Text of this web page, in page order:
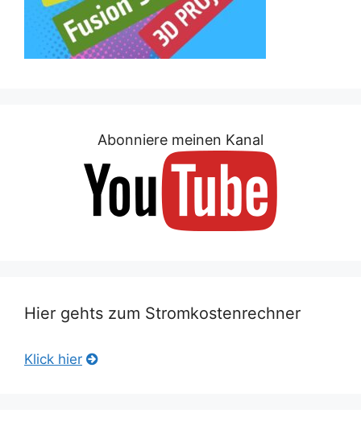
Abonniere meinen Kanal
Hier gehts zum Stromkostenrechner
Klick hier